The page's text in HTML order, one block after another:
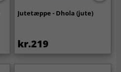
Jutetæppe - Dhola (jute)
kr.219